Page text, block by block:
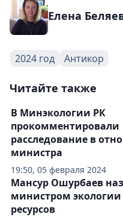
Елена
2024 год Антикор
Читайте также
19:50, 05 февраля 2024
В Минэкологии РК
прокомментировали
расследование в
министра
Мансур Ошурбаев
министром
ресурсов